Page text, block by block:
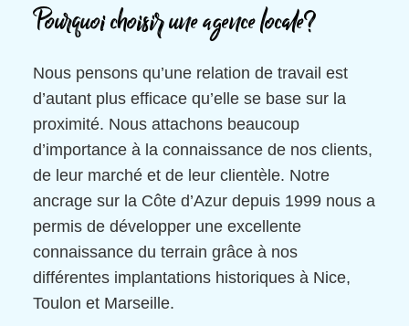
Pourquoi choisir une agence locale?
Nous pensons qu’une relation de travail est
d’autant plus efficace qu’elle se base sur la
proximité. Nous attachons beaucoup
d’importance à la connaissance de nos clients,
de leur marché et de leur clientèle. Notre
ancrage sur la Côte d’Azur depuis 1999 nous a
permis de développer une excellente
connaissance du terrain grâce à nos
différentes implantations historiques à Nice,
Toulon et Marseille.